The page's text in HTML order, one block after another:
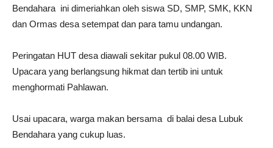
Bendahara ini dimeriahkan oleh siswa SD, SMP, SMK, KKN
dan Ormas desa setempat dan para tamu undangan.
Peringatan HUT desa diawali sekitar pukul 08.00 WIB.
Upacara yang berlangsung hikmat dan tertib ini untuk
menghormati Pahlawan.
Usai upacara, warga makan bersama di balai desa Lubuk
Bendahara yang cukup luas.